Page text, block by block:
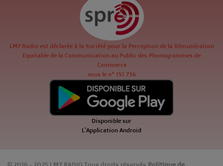
LM7 Radio est déclarée à la Société pour la Perception de la Rémunération
Equitable de la Communication au Public des Phonogrammes de
Commerce
sous le n° 151 736
Disponible sur
L'Application Android